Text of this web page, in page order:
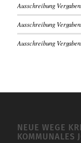
Ausschreibung
Ausschreibung
Ausschreibung
NEUE WEGE
OMMUNALES